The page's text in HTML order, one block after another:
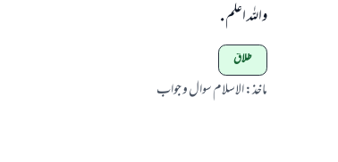
واللہ اعلم .
طلاق
ماخذ:الاسلام سوال و جواب